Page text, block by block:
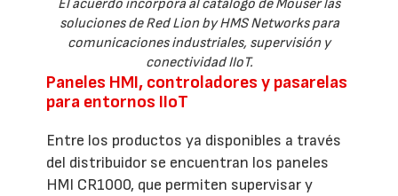
El acuerdo incorpora al catálogo de Mouser las
soluciones de Red Lion by HMS Networks para
comunicaciones industriales, supervisión y
conectividad IIoT.
Paneles HMI, controladores y pasarelas
para entornos IIoT
Entre los productos ya disponibles a través
del distribuidor se encuentran los paneles
HMI CR1000, que permiten supervisar y